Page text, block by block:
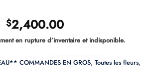
$2,400.00Plage
de
prix :
$800.00
en rupture d’inventaire et indisponible.
COMMANDES EN GROS, Toutes les fleurs,